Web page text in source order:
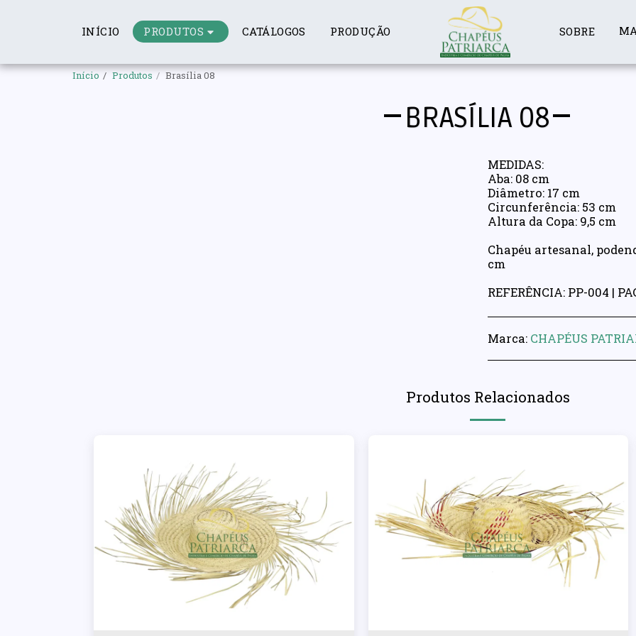
INÍCIO PRODUTOS CATÁLOGOS PRODUÇÃO SOBRE
Início Produtos Brasília 08
BRASÍLIA 08
MEDIDAS:
Aba: 08 cm
Diâmetro: 17 cm
Circunferência: 53 cm
Altura da Copa: 9,5 cm
Chapéu artesanal,
cm
REFERÊNCIA: PP-004 |
Marca: CHAPÉUS
Produtos Relacionados